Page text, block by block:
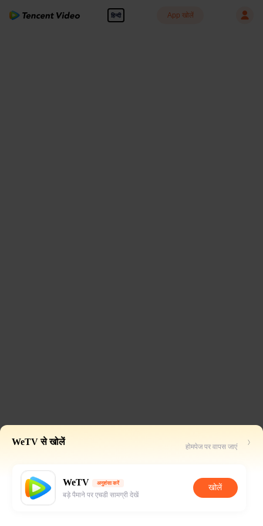
हिन्दी App खोलें
WeTV से खोलें होमपेज पर वापस जाएं
WeTV अनुशंसा करें
बड़े पैमाने पर एचडी सामग्री देखें
खोलें